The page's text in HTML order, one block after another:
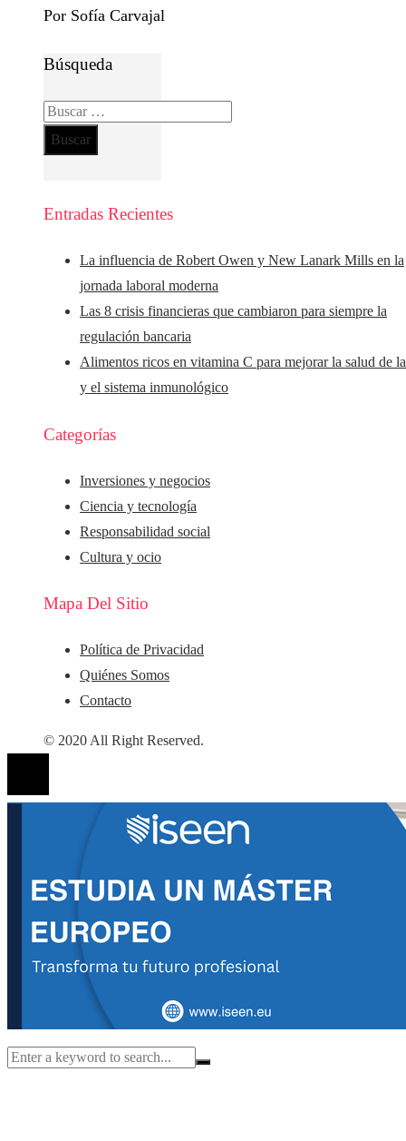
Por Sofía Carvajal
Búsqueda
Buscar:
Entradas Recientes
La influencia de Robert Owen y New Lanark Mills en la
jornada laboral moderna
Las 8 crisis financieras que cambiaron para siempre la
regulación bancaria
Alimentos ricos en vitamina C para mejorar la salud de
y el sistema inmunológico
Categorías
Inversiones y negocios
Ciencia y tecnología
Responsabilidad social
Cultura y ocio
Mapa Del Sitio
Política de Privacidad
Quiénes Somos
Contacto
© 2020 All Right Reserved.